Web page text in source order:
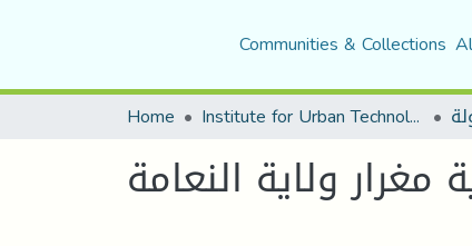
Communities & Collections
Home Institute for Urban Technology Management
مغرار ولاية النعامة